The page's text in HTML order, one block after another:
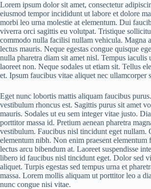
Lorem ipsum dolor sit amet, consectetur
eiusmod tempor incididunt ut labore et dolore
morbi leo urna molestie at elementum. Dui
viverra orci sagittis eu volutpat. Tristique
commodo nulla facilisi nullam vehicula. Magna
lectus mauris. Neque egestas congue quisque
nulla pharetra diam sit amet nisl. Tempus iaculis
laoreet non. Neque sodales ut etiam sit. Tellus
et. Ipsum faucibus vitae aliquet nec ullamcorper
Eget nunc lobortis mattis aliquam faucibus
vestibulum rhoncus est. Sagittis purus sit amet
mauris. Sodales ut eu sem integer vitae justo.
porttitor massa id. Pretium aenean pharetra
vestibulum. Faucibus nisl tincidunt eget nullam.
elementum nibh. Non enim praesent elementum
lectus arcu bibendum at. Laoreet suspendisse
libero id faucibus nisl tincidunt eget. Dolor sed
aliquet. Turpis egestas sed tempus urna et
massa. Lorem mollis aliquam ut porttitor leo a
nunc congue nisi vitae.